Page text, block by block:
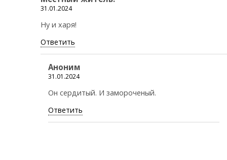
31.01.2024
Ну и харя!
Ответить
Аноним
31.01.2024
Он сердитый. И замороченый.
Ответить